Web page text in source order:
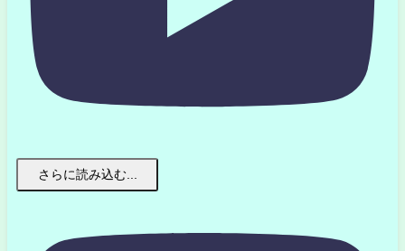
さらに読み込む...